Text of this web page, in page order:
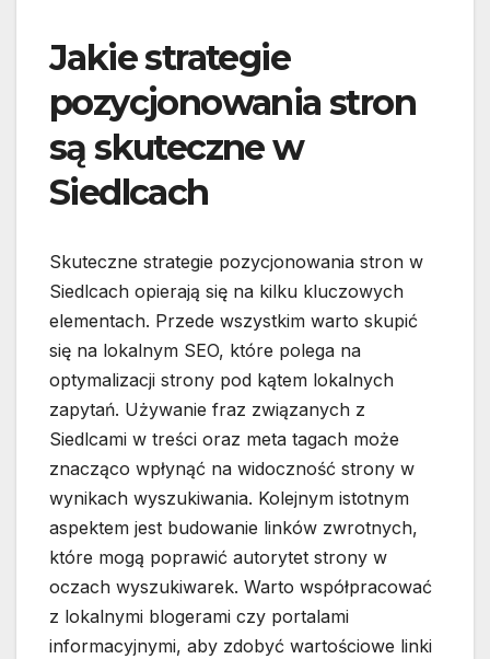
Jakie strategie
pozycjonowania stron
są skuteczne w
Siedlcach
Skuteczne strategie pozycjonowania stron w
Siedlcach opierają się na kilku kluczowych
elementach. Przede wszystkim warto skupić
się na lokalnym SEO, które polega na
optymalizacji strony pod kątem lokalnych
zapytań. Używanie fraz związanych z
Siedlcami w treści oraz meta tagach może
znacząco wpłynąć na widoczność strony w
wynikach wyszukiwania. Kolejnym istotnym
aspektem jest budowanie linków zwrotnych,
które mogą poprawić autorytet strony w
oczach wyszukiwarek. Warto współpracować
z lokalnymi blogerami czy portalami
informacyjnymi, aby zdobyć wartościowe linki